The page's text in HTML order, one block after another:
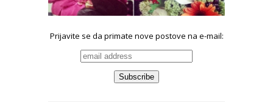
Prijavite se da primate nove postove na e-mail: